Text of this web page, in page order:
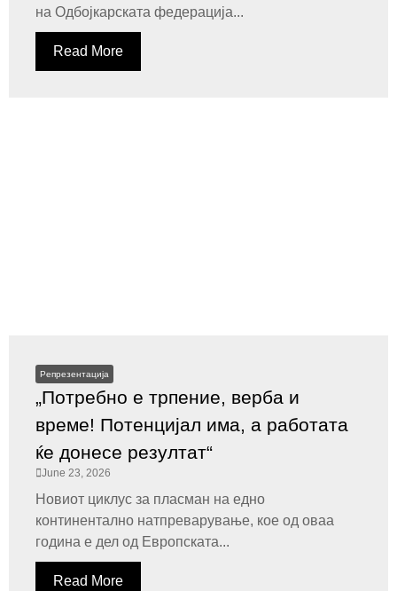
на Одбојкарската федерација...
Read More
Репрезентација
„Потребно е трпение, верба и
време! Потенцијал има, а работата
ќе донесе резултат“
June 23, 2026
Новиот циклус за пласман на едно
континентално натпреварување, кое од оваа
година е дел од Европската...
Read More